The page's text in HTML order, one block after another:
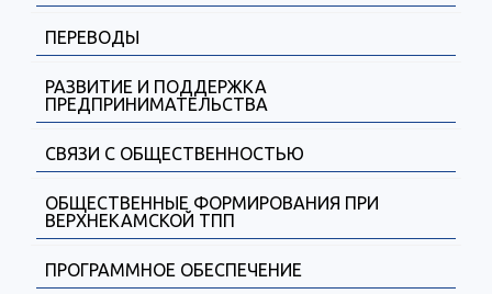
ПЕРЕВОДЫ
РАЗВИТИЕ И ПОДДЕРЖКА
ПРЕДПРИНИМАТЕЛЬСТВА
СВЯЗИ С ОБЩЕСТВЕННОСТЬЮ
ОБЩЕСТВЕННЫЕ ФОРМИРОВАНИЯ ПРИ
ВЕРХНЕКАМСКОЙ ТПП
ПРОГРАММНОЕ ОБЕСПЕЧЕНИЕ